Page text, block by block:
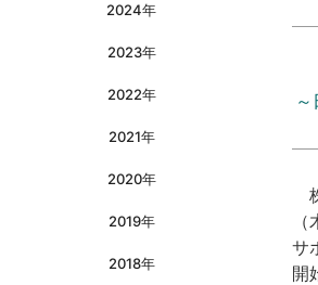
2024年
2023年
2022年
2021年
2020年
2019年
2018年
サ
開